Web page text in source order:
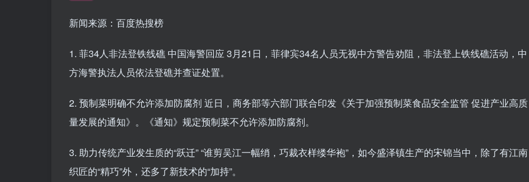
新闻来源：百度热搜榜
1. 菲34人非法登铁线礁 中国海警回应 3月21日，菲律宾34名人员无视中方警告劝阻，非法登上铁线礁活动，中
方海警执法人员依法登礁并查证处置。
2. 预制菜明确不允许添加防腐剂 近日，商务部等六部门联合印发《关于加强预制菜食品安全监管 促进产业高质
量发展的通知》。《通知》规定预制菜不允许添加防腐剂。
3. 助力传统产业发生质的“跃迁” “谁剪吴江一幅绡，巧裁衣样缕华袍”，如今盛泽镇生产的宋锦当中，除了有江南
织匠的“精巧”外，还多了新技术的“加持”。